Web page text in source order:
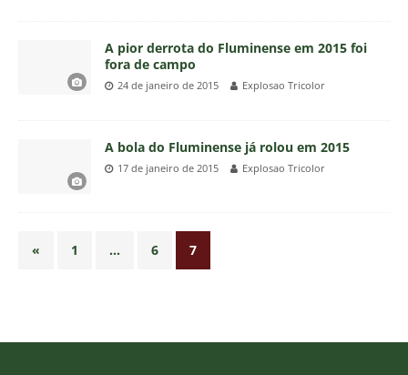
A pior derrota do Fluminense em 2015 foi
fora de campo
24 de janeiro de 2015 Explosao Tricolor
A bola do Fluminense já rolou em 2015
17 de janeiro de 2015 Explosao Tricolor
« 1 … 6 7